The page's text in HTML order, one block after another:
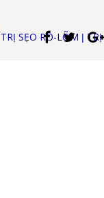
TRỊ SẸO RỖ-LÕM | TRỊ